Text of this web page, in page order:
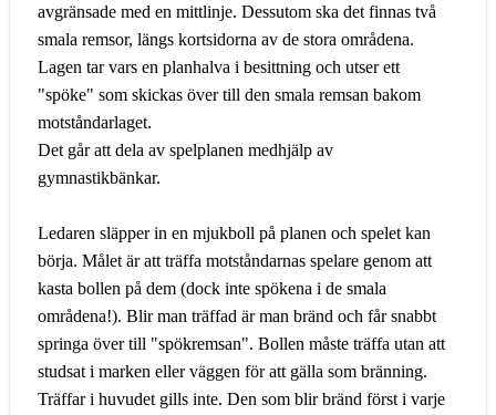
avgränsade med en mittlinje. Dessutom ska det finnas två
smala remsor, längs kortsidorna av de stora områdena.
Lagen tar vars en planhalva i besittning och utser ett
"spöke" som skickas över till den smala remsan bakom
motståndarlaget.
Det går att dela av spelplanen medhjälp av
gymnastikbänkar.
Ledaren släpper in en mjukboll på planen och spelet kan
börja. Målet är att träffa motståndarnas spelare genom att
kasta bollen på dem (dock inte spökena i de smala
områdena!). Blir man träffad är man bränd och får snabbt
springa över till "spökremsan". Bollen måste träffa utan att
studsat i marken eller väggen för att gälla som bränning.
Träffar i huvudet gills inte. Den som blir bränd först i varje